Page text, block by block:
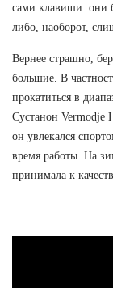
сами клавиши: они
либо, наоборот,
Вернее страшно,
большие. В
прокатиться в
Сустанон Vermodje
он увлекался
время работы. На
принимала к